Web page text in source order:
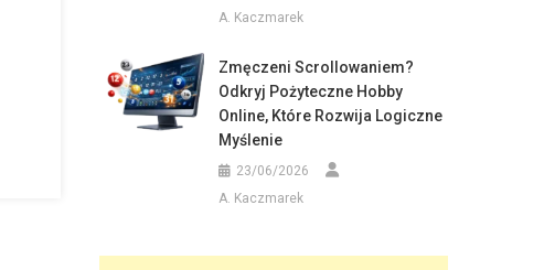
A. Kaczmarek
Zmęczeni Scrollowaniem?
Odkryj Pożyteczne Hobby
Online, Które Rozwija Logiczne
Myślenie
23/06/2026
A. Kaczmarek